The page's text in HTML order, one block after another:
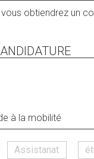
obtiendrez un
à la mobilité
Assistanat